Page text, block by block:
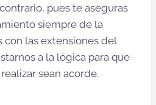
pues te aseguras
siempre de la
con las extensiones del
a la lógica para que
sean acorde.